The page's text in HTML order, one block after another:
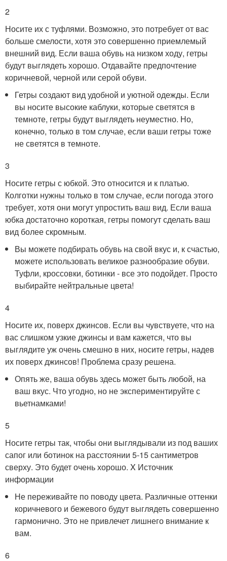
2
Носите их с туфлями. Возможно, это потребует от вас
больше смелости, хотя это совершенно приемлемый
внешний вид. Если ваша обувь на низком ходу, гетры
будут выглядеть хорошо. Отдавайте предпочтение
коричневой, черной или серой обуви.
Гетры создают вид удобной и уютной одежды. Если
вы носите высокие каблуки, которые светятся в
темноте, гетры будут выглядеть неуместно. Но,
конечно, только в том случае, если ваши гетры тоже
не светятся в темноте.
3
Носите гетры с юбкой. Это относится и к платью.
Колготки нужны только в том случае, если погода этого
требует, хотя они могут упростить ваш вид. Если ваша
юбка достаточно короткая, гетры помогут сделать ваш
вид более скромным.
Вы можете подбирать обувь на свой вкус и, к счастью,
можете использовать великое разнообразие обуви.
Туфли, кроссовки, ботинки - все это подойдет. Просто
выбирайте нейтральные цвета!
4
Носите их, поверх джинсов. Если вы чувствуете, что на
вас слишком узкие джинсы и вам кажется, что вы
выглядите уж очень смешно в них, носите гетры, надев
их поверх джинсов! Проблема сразу решена.
Опять же, ваша обувь здесь может быть любой, на
ваш вкус. Что угодно, но не экспериментируйте с
вьетнамками!
5
Носите гетры так, чтобы они выглядывали из под ваших
сапог или ботинок на расстоянии 5-15 сантиметров
сверху. Это будет очень хорошо. X Источник
информации
Не переживайте по поводу цвета. Различные оттенки
коричневого и бежевого будут выглядеть совершенно
гармонично. Это не привлечет лишнего внимание к
вам.
6